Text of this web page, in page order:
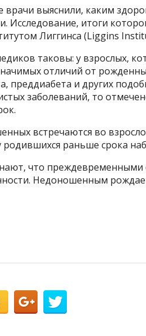
врачи выяснили, каким
итоги
Лиггинса (Liggins
таковы: у взрослых,
отличий от
преддиабета и других
заболеваний, то
встречаются во
родившихся раньше срока
что преждевременными
Недоношенным